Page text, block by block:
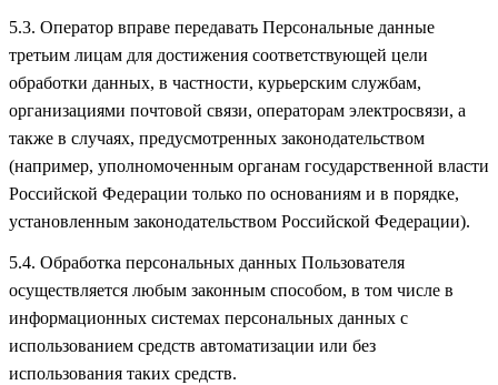
5.3. Оператор вправе передавать Персональные данные
третьим лицам для достижения соответствующей цели
обработки данных, в частности, курьерским службам,
организациями почтовой связи, операторам электросвязи, а
также в случаях, предусмотренных законодательством
(например, уполномоченным органам государственной власти
Российской Федерации только по основаниям и в порядке,
установленным законодательством Российской Федерации).
5.4. Обработка персональных данных Пользователя
осуществляется любым законным способом, в том числе в
информационных системах персональных данных с
использованием средств автоматизации или без
использования таких средств.